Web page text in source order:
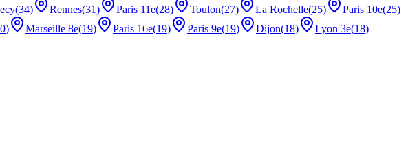
(34) Rennes(31) Paris 11e(28) Toulon(27) La Rochelle(25) Paris 10e(25)
) Marseille 8e(19) Paris 16e(19) Paris 9e(19) Dijon(18) Lyon 3e(18)